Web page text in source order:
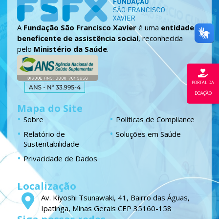
PORTAL DA
DOAÇÃO
A Fundação São Francisco Xavier é uma entidade
beneficente de assistência social, reconhecida
pelo Ministério da Saúde.
Mapa do Site
Sobre
Políticas de Compliance
Relatório de
Sustentabilidade
Soluções em Saúde
Privacidade de Dados
Localização
Av. Kiyoshi Tsunawaki, 41, Bairro das Águas,
Ipatinga, Minas Gerais CEP 35160-158